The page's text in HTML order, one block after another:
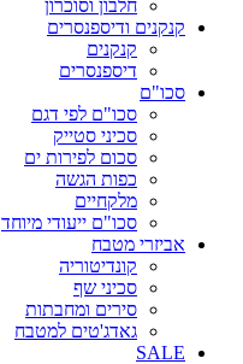
חלבון וסוכרון
קנקנים ודיספנסרים
קנקנים
דיספנסרים
סכו"ם
סכו"ם לפי דגם
סכיני סטייק
סכום לפירות ים
כפות הגשה
מלקחיים
סכו"ם ייעודי מיוחד
אביזרי מטבח
קונדיטוריה
סכיני שף
סירים ומחבתות
גאדג'טים למטבח
SALE